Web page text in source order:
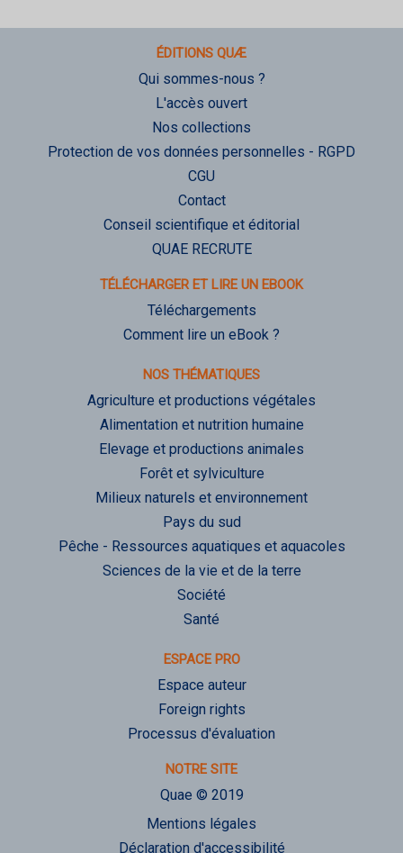
ÉDITIONS QUÆ
Qui sommes-nous ?
L'accès ouvert
Nos collections
Protection de vos données personnelles - RGPD
CGU
Contact
Conseil scientifique et éditorial
QUAE RECRUTE
TÉLÉCHARGER ET LIRE UN EBOOK
Téléchargements
Comment lire un eBook ?
NOS THÉMATIQUES
Agriculture et productions végétales
Alimentation et nutrition humaine
Elevage et productions animales
Forêt et sylviculture
Milieux naturels et environnement
Pays du sud
Pêche - Ressources aquatiques et aquacoles
Sciences de la vie et de la terre
Société
Santé
ESPACE PRO
Espace auteur
Foreign rights
Processus d'évaluation
NOTRE SITE
Quae © 2019
Mentions légales
Déclaration d'accessibilité